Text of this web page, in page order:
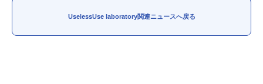
UselessUse laboratory関連ニュースへ戻る